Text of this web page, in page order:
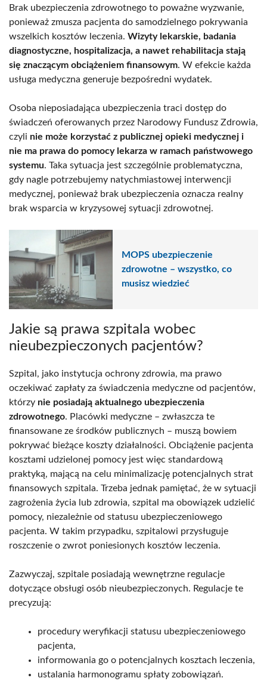
Brak ubezpieczenia zdrowotnego to poważne wyzwanie,
ponieważ zmusza pacjenta do samodzielnego pokrywania
wszelkich kosztów leczenia. Wizyty lekarskie, badania
diagnostyczne, hospitalizacja, a nawet rehabilitacja stają
się znaczącym obciążeniem finansowym. W efekcie każda
usługa medyczna generuje bezpośredni wydatek.
Osoba nieposiadająca ubezpieczenia traci dostęp do
świadczeń oferowanych przez Narodowy Fundusz Zdrowia,
czyli nie może korzystać z publicznej opieki medycznej i
nie ma prawa do pomocy lekarza w ramach państwowego
systemu. Taka sytuacja jest szczególnie problematyczna,
gdy nagle potrzebujemy natychmiastowej interwencji
medycznej, ponieważ brak ubezpieczenia oznacza realny
brak wsparcia w kryzysowej sytuacji zdrowotnej.
MOPS ubezpieczenie
zdrowotne – wszystko, co
musisz wiedzieć
Jakie są prawa szpitala wobec
nieubezpieczonych pacjentów?
Szpital, jako instytucja ochrony zdrowia, ma prawo
oczekiwać zapłaty za świadczenia medyczne od pacjentów,
którzy nie posiadają aktualnego ubezpieczenia
zdrowotnego. Placówki medyczne – zwłaszcza te
finansowane ze środków publicznych – muszą bowiem
pokrywać bieżące koszty działalności. Obciążenie pacjenta
kosztami udzielonej pomocy jest więc standardową
praktyką, mającą na celu minimalizację potencjalnych strat
finansowych szpitala. Trzeba jednak pamiętać, że w sytuacji
zagrożenia życia lub zdrowia, szpital ma obowiązek udzielić
pomocy, niezależnie od statusu ubezpieczeniowego
pacjenta. W takim przypadku, szpitalowi przysługuje
roszczenie o zwrot poniesionych kosztów leczenia.
Zazwyczaj, szpitale posiadają wewnętrzne regulacje
dotyczące obsługi osób nieubezpieczonych. Regulacje te
precyzują:
procedury weryfikacji statusu ubezpieczeniowego
pacjenta,
informowania go o potencjalnych kosztach leczenia,
ustalania harmonogramu spłaty zobowiązań.